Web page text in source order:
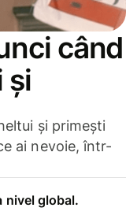
când
și
și primești
ai nevoie, într-
nivel global.